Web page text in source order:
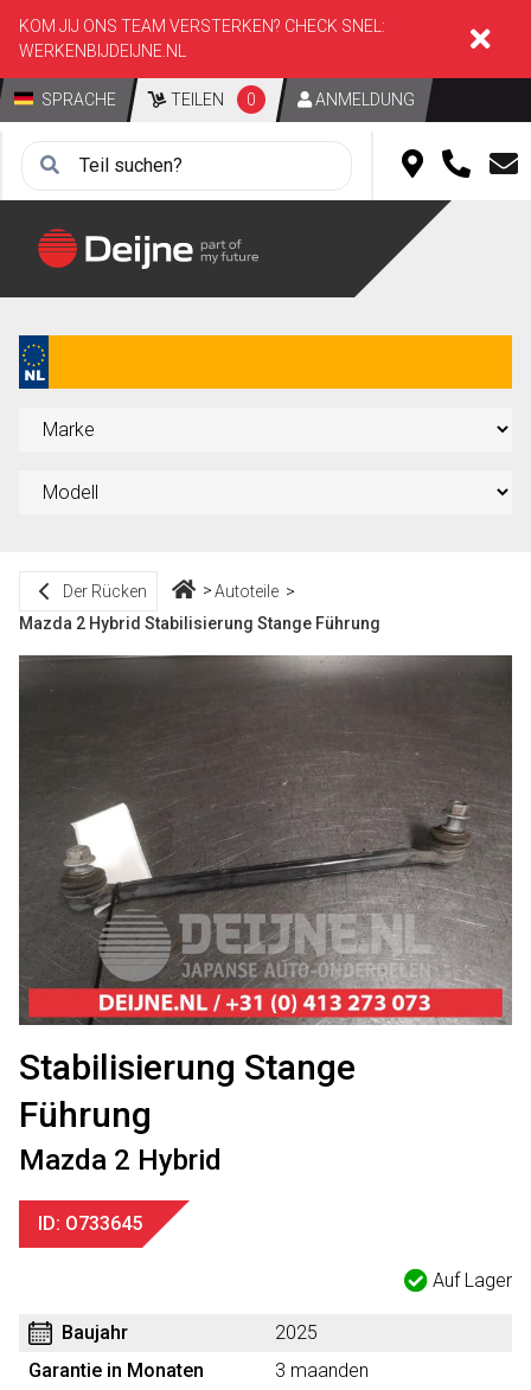
KOM JIJ ONS TEAM VERSTERKEN? CHECK SNEL:
WERKENBIJDEIJNE.NL
SPRACHE TEILEN 0 ANMELDUNG
Der Rücken
Autoteile
Mazda 2 Hybrid Stabilisierung Stange Führung
Stabilisierung Stange
Führung
Mazda 2 Hybrid
ID: O733645
Auf Lager
Baujahr
2025
Garantie in Monaten
3 maanden